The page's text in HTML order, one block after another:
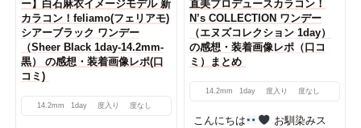
ー】白石麻衣イメージモデル 新
カラコン！feliamo(フェリアモ)
シアーブラック ワンデー
（Sheer Black 1day-14.2mm-
黒） の感想・装着画像レポ(口
コミ)
14.2mm 1day 度入り 度なし
直美プロデュースカラコン！
N’s COLLECTION ワンデー
（エヌズコレクション 1day）
の感想・装着画像レポ（口コ
ミ）まとめ
14.2mm 1day 度入り 度なし
こんにちは
お馴染みス